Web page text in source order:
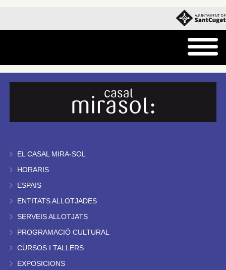
EL CASAL MIRA-SOL
HORARIS
ESPAIS
ENTITATS ALLOTJADES
SERVEIS ALLOTJATS
PROGRAMACIÓ CULTURAL
CURSOS I TALLERS
EXPOSICIONS